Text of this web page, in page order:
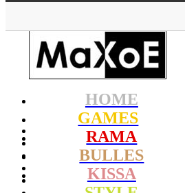
HOME
GAMES
RAMA
BULLES
KISSA